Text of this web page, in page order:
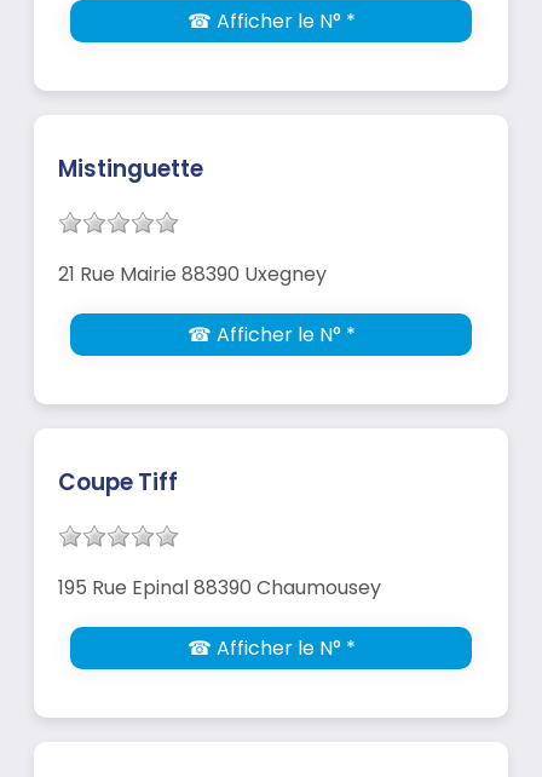
☎ Afficher le N° *
Mistinguette
21 Rue Mairie 88390 Uxegney
☎ Afficher le N° *
Coupe Tiff
195 Rue Epinal 88390 Chaumousey
☎ Afficher le N° *